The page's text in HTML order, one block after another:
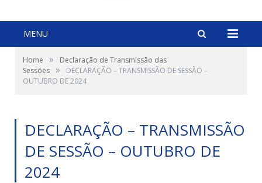
MENU
Home »
Declaração de Transmissão das
Sessões »
DECLARAÇÃO – TRANSMISSÃO DE SESSÃO –
OUTUBRO DE 2024
DECLARAÇÃO – TRANSMISSÃO
DE SESSÃO – OUTUBRO DE
2024